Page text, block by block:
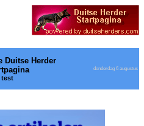
Duitse Herder
test
donderdag 6 augustus